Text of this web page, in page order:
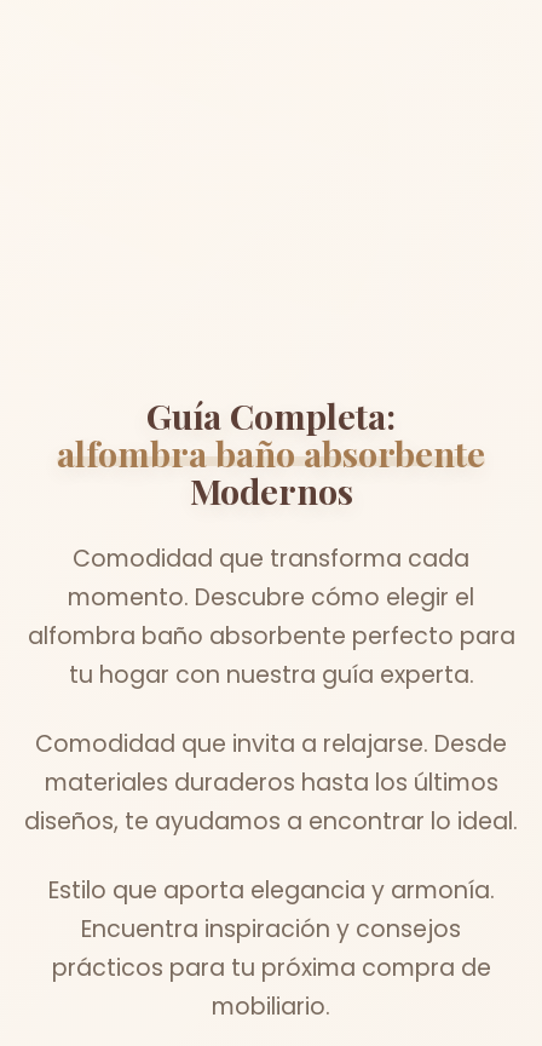
Guía Completa:
alfombra baño absorbente
Modernos
Comodidad que transforma cada
momento. Descubre cómo elegir el
alfombra baño absorbente perfecto para
tu hogar con nuestra guía experta.
Comodidad que invita a relajarse. Desde
materiales duraderos hasta los últimos
diseños, te ayudamos a encontrar lo ideal.
Estilo que aporta elegancia y armonía.
Encuentra inspiración y consejos
prácticos para tu próxima compra de
mobiliario.